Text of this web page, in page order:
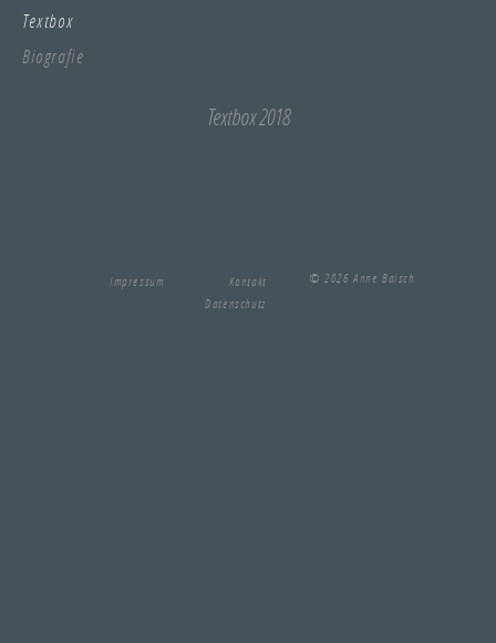
Textbox
Biografie
Textbox 2018
Kontakt
Impressum
Datenschutz
© 2026 Anne Baisch